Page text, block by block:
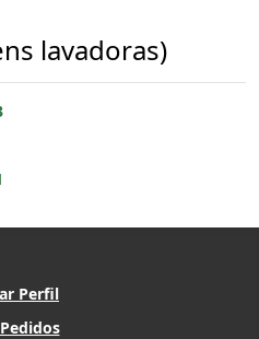
lavadoras)
Perfil